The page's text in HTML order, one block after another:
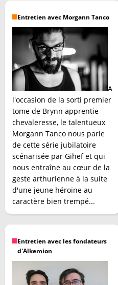
Entretien avec Morgann Tanco
A
l'occasion de la sorti premier
tome de Brynn apprentie
chevaleresse, le talentueux
Morgann Tanco nous parle
de cette série jubilatoire
scénarisée par Gihef et qui
nous entraîne au cœur de la
geste arthurienne à la suite
d'une jeune héroïne au
caractère bien trempé...
Entretien avec les fondateurs
d'Alkemion